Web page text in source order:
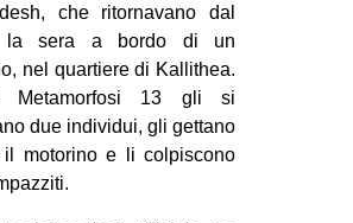
che ritornavano dal
la sera a bordo di un
nel quartiere di Kallithea.
Metamorfosi 13 gli si
due individui, gli gettano
motorino e li colpiscono